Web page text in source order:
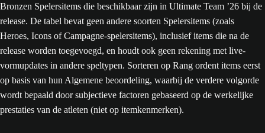
Bronzen Spelersitems die beschikbaar zijn in Ultimate Team ’26 bij de
release. De tabel bevat geen andere soorten Spelersitems (zoals
Heroes, Icons of Campagne-spelersitems), inclusief items die na de
release worden toegevoegd, en houdt ook geen rekening met live-
vormupdates in andere speltypen. Sorteren op Rang ordent items eerst
op basis van hun Algemene beoordeling, waarbij de verdere volgorde
wordt bepaald door subjectieve factoren gebaseerd op de werkelijke
prestaties van de atleten (niet op itemkenmerken).